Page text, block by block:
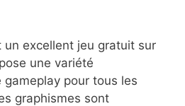
un excellent jeu gratuit sur
une variété
pour tous les
graphismes sont